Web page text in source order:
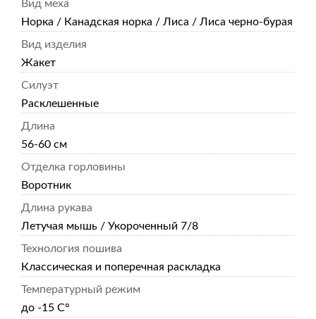
Вид меха
Норка / Канадская норка / Лиса / Лиса черно-бурая
Вид изделия
Жакет
Силуэт
Расклешенные
Длина
56-60 см
Отделка горловины
Воротник
Длина рукава
Летучая мышь / Укороченный 7/8
Технология пошива
Классическая и поперечная раскладка
Температурный режим
до -15 С°